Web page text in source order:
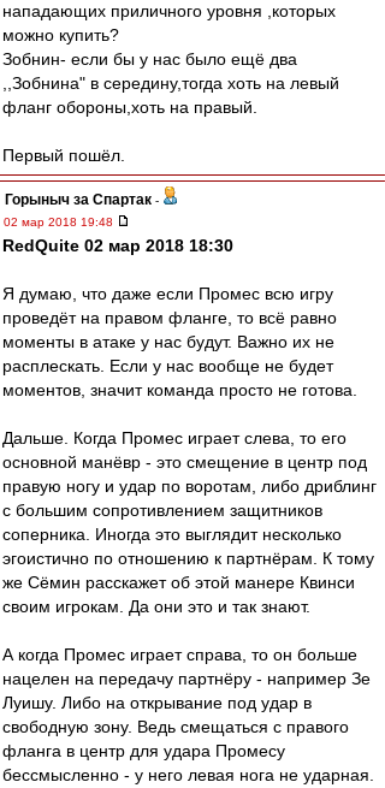
нападающих приличного уровня ,которых
можно купить?
Зобнин- если бы у нас было ещё два
,,Зобнина" в середину,тогда хоть на левый
фланг обороны,хоть на правый.
Первый пошёл.
Горыныч за Спартак -
02 мар 2018 19:48
RedQuite 02 мар 2018 18:30
Я думаю, что даже если Промес всю игру
проведёт на правом фланге, то всё равно
моменты в атаке у нас будут. Важно их не
расплескать. Если у нас вообще не будет
моментов, значит команда просто не готова.
Дальше. Когда Промес играет слева, то его
основной манёвр - это смещение в центр под
правую ногу и удар по воротам, либо дриблинг
с большим сопротивлением защитников
соперника. Иногда это выглядит несколько
эгоистично по отношению к партнёрам. К тому
же Сёмин расскажет об этой манере Квинси
своим игрокам. Да они это и так знают.
А когда Промес играет справа, то он больше
нацелен на передачу партнёру - например Зе
Луишу. Либо на открывание под удар в
свободную зону. Ведь смещаться с правого
фланга в центр для удара Промесу
бессмысленно - у него левая нога не ударная.